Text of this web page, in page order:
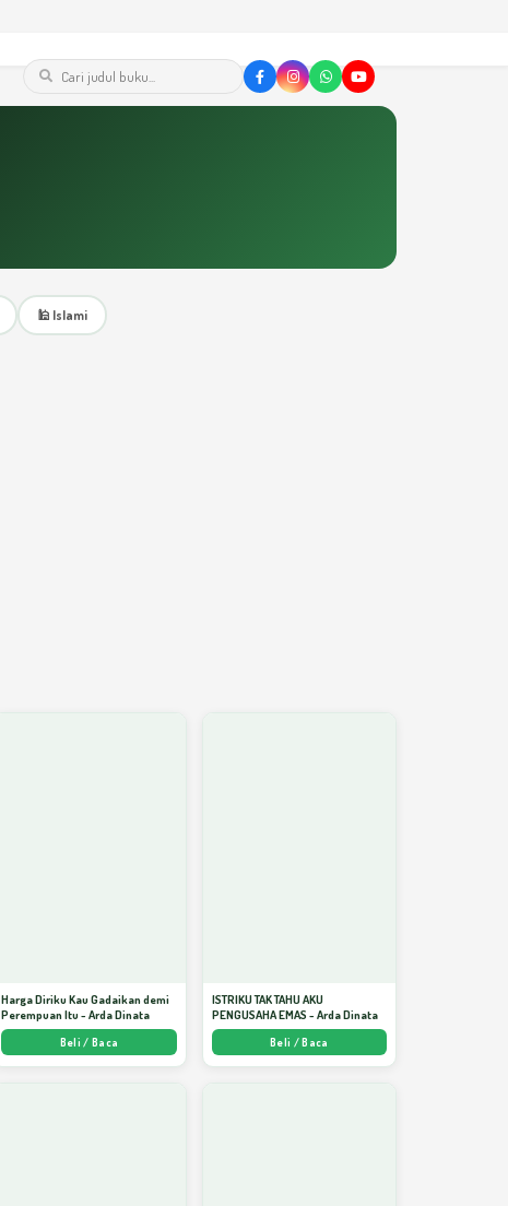
🕌 Islami
Harga Diriku Kau Gadaikan demi
Perempuan Itu - Arda Dinata
Beli / Baca
ISTRIKU TAK TAHU AKU
PENGUSAHA EMAS - Arda Dinata
Beli / Baca